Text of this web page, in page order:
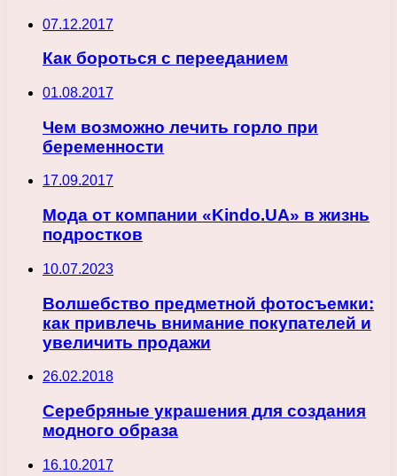
07.12.2017
Как бороться с перееданием
01.08.2017
Чем возможно лечить горло при
беременности
17.09.2017
Мода от компании «Kindo.UA» в жизнь
подростков
10.07.2023
Волшебство предметной фотосъемки:
как привлечь внимание покупателей и
увеличить продажи
26.02.2018
Серебряные украшения для создания
модного образа
16.10.2017